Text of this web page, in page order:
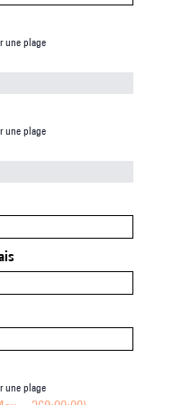
une plage
une plage
une plage